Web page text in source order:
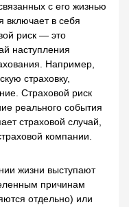
с его жизнью
включает в себя
риск — это
наступления
Например,
страховку,
Страховой риск
реального события
страховой случай,
компании.
жизни выступают
причинам
отдельно) или